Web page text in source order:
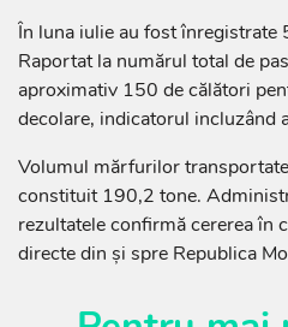
În luna iulie au fost înregistrate
Raportat la numărul total de
aproximativ 150 de călători
decolare, indicatorul incluzând
Volumul mărfurilor
constituit 190,2 tone.
rezultatele confirmă cererea în
directe din și spre Republica